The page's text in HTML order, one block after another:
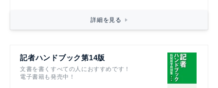
詳細を見る
記者ハンドブック第14版
文書を書くすべての人におすすめです！
電子書籍も発売中！